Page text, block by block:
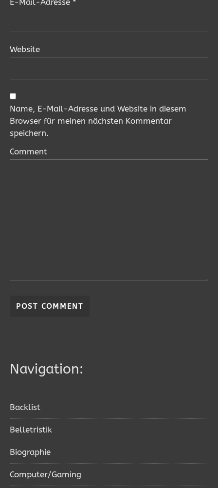
E-Mail-Adresse *
Website
Name, E-Mail-Adresse und Website in diesem
Browser für meinen nächsten Kommentar
speichern.
Comment
Navigation:
Backlist
Belletristik
Biographie
Computer/Gaming